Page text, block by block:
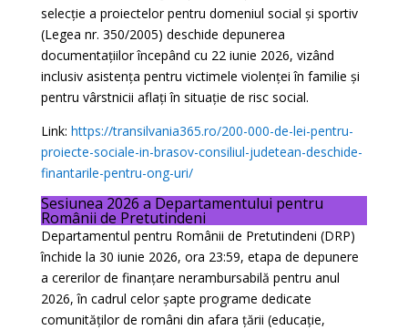
selecție a proiectelor pentru domeniul social și sportiv
(Legea nr. 350/2005) deschide depunerea
documentațiilor începând cu 22 iunie 2026, vizând
inclusiv asistența pentru victimele violenței în familie și
pentru vârstnicii aflați în situație de risc social.
Link: https://transilvania365.ro/200-000-de-lei-pentru-
proiecte-sociale-in-brasov-consiliul-judetean-deschide-
finantarile-pentru-ong-uri/
Sesiunea 2026 a Departamentului pentru
Românii de Pretutindeni
Departamentul pentru Românii de Pretutindeni (DRP)
închide la 30 iunie 2026, ora 23:59, etapa de depunere
a cererilor de finanțare nerambursabilă pentru anul
2026, în cadrul celor șapte programe dedicate
comunităților de români din afara țării (educație,